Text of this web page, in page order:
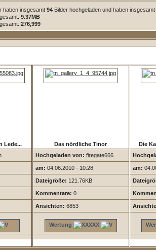
haben insgesamt 94Bilder hochgeladen und haben insgesamt
9.37MB
276,999
Lede...
Das nördliche Tinor
Hochgeladen von: firegate666
am: 04.06.2010 - 10:28
Dateigröße: 121.76KB
Kommentare: 0
Ansichten: 6853
Wertung
Die
am: